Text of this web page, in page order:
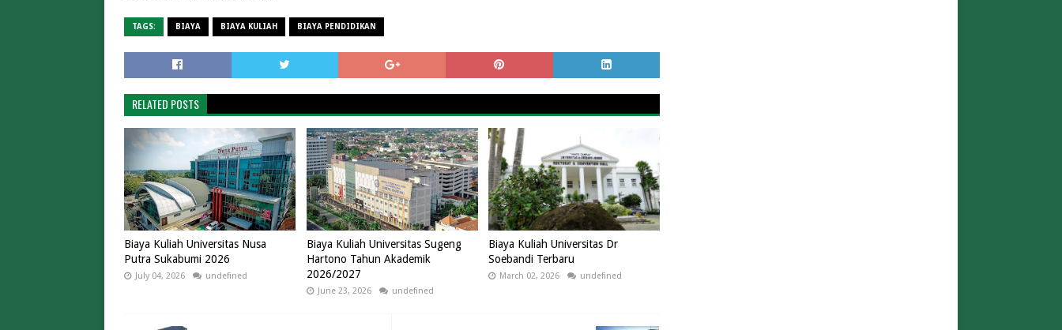
TAGS: BIAYA BIAYA KULIAH BIAYA PENDIDIKAN
RELATED POSTS
Biaya Kuliah Universitas Nusa
Putra Sukabumi 2026
July 04, 2026 undefined
Biaya Kuliah Universitas Sugeng
Hartono Tahun Akademik
2026/2027
June 23, 2026 undefined
Biaya Kuliah Universitas Dr
Soebandi Terbaru
March 02, 2026 undefined